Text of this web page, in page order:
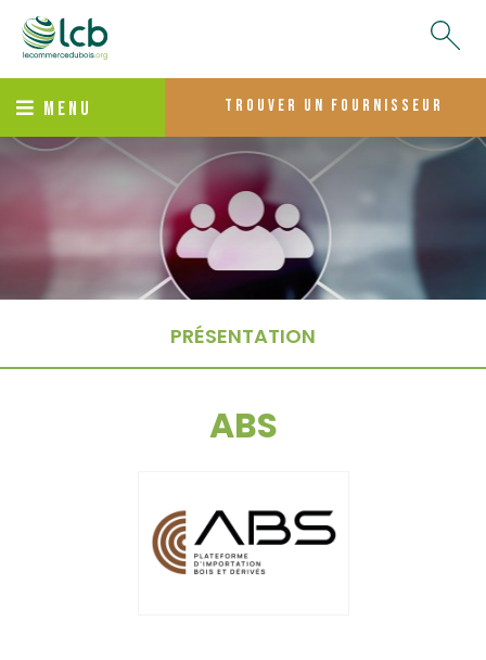
MENU trouver un fournisseur
PRÉSENTATION
ABS